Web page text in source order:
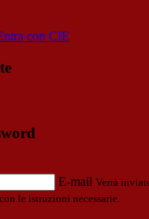
con CIE
E-mail Verrà
le istruzioni necessarie.